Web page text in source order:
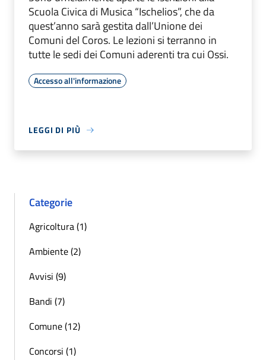
Scuola Civica di Musica “Ischelios”, che da
quest’anno sarà gestita dall’Unione dei
Comuni del Coros. Le lezioni si terranno in
tutte le sedi dei Comuni aderenti tra cui Ossi.
Accesso all'informazione
LEGGI DI PIÙ
Categorie
Agricoltura (1)
Ambiente (2)
Avvisi (9)
Bandi (7)
Comune (12)
Concorsi (1)